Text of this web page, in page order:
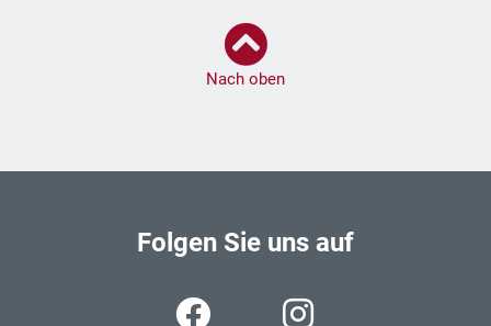
Nach oben
Folgen Sie uns auf